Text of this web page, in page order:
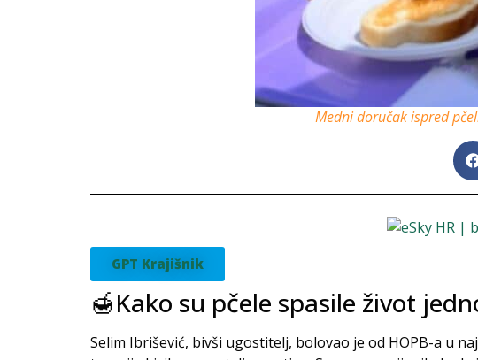
Medni doručak ispred
GPT Krajišnik
🍯Kako su pčele spasile život
Selim Ibrišević, bivši ugostitelj, bolovao je od HOPB-a u